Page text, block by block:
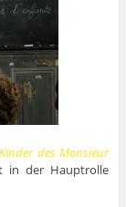
des Monsieur
in der Hauptrolle